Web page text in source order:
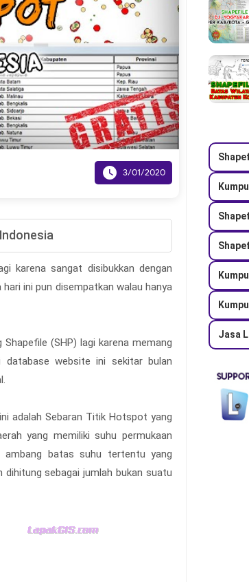
 3/01/2020
karena sangat disibukkan dengan
ini pun disempatkan walau hanya
(SHP) lagi karena memang
website ini sekitar bulan
adalah Sebaran Titik Hotspot yang
yang memiliki suhu permukaan
ambang batas suhu tertentu yang
sebagai jumlah bukan suatu
Jasa